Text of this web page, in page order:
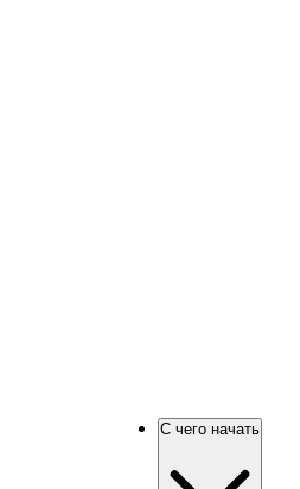
С чего начать